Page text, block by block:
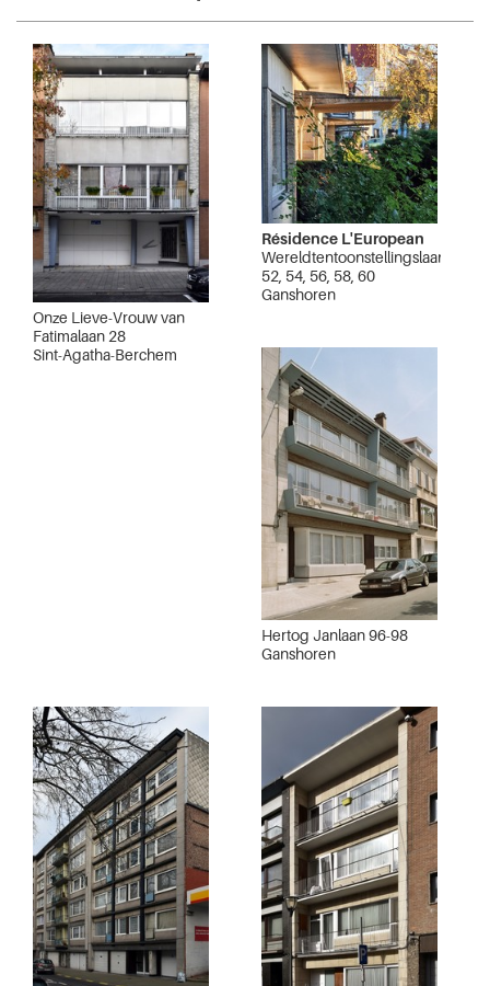
Onze Lieve-Vrouw van
Fatimalaan 28
Sint-Agatha-Berchem
Résidence L'European
Wereldtentoonstellingslaan
52, 54, 56, 58, 60
Ganshoren
Hertog Janlaan 96-98
Ganshoren